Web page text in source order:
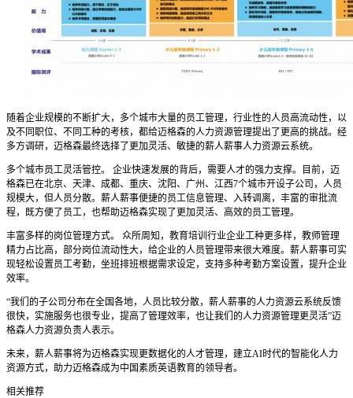
随着企业规模的不断扩大，多个城市大量的员工管理，行业性的人员高流动性，以
及不同职位、不同工种的考核，都给迈格森的人力资源管理提出了更高的挑战。经
多方调研，迈格森最终选择了更加灵活、敏捷的薪人薪事人力资源云系统。
多个城市员工灵活管控。 企业快速发展的背后，需要人才的强力支撑。目前，迈
格森已在北京、天津、成都、重庆、沈阳、广州、江西7个城市开设子公司，人员
规模大，但人员分散。薪人薪事便捷的员工信息管理、入转调离，丰富的审批流
程，既方便了员工，也帮助迈格森实现了更加灵活、高效的员工管理。
丰富多样的岗位管理方式。 众所周知，教育培训行业企业工种更多样，教师管理
精力占比高，部分岗位流动性大，给企业的人员管理带来很大难度。薪人薪事可实
现轻松设置员工考勤，坐班排班根据需求设定，支持多种考勤方案设置，提升企业
效率。
“我们的子公司分布在全国各地，人员比较分散，薪人薪事的人力资源云系统反馈
很快，实施服务也很专业，提高了管理效率，也让我们的人力资源管理更灵活”迈
格森人力资源负责人表示。
未来，薪人薪事将为迈格森实现更数据化的人才管理，建立AI时代的智能化人力
资源方式，助力迈格森成为中国素质英语教育的领导者。
相关推荐